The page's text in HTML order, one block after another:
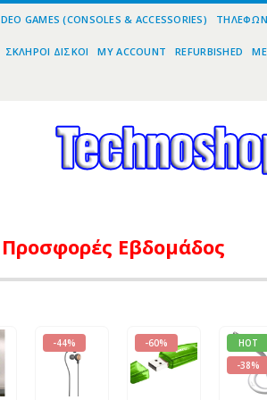
GAMES (CONSOLES & ACCESSORIES)
ΣΚΛΗΡΟΊ ΔΊΣΚΟΙ MY ACCOUNT REFURBISHED
Προσφορές Εβδομάδος
-44% -60%
HOT
-38%